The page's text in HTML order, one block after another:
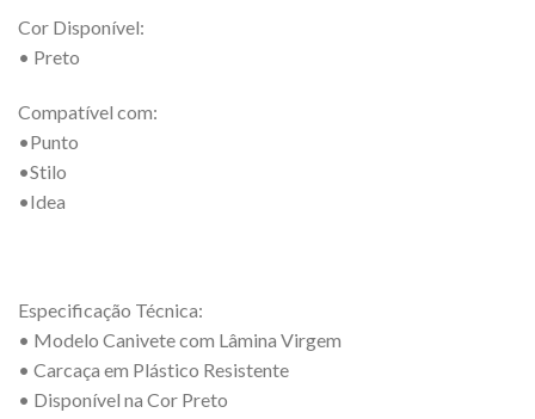
Cor Disponível:
• Preto
Compatível com:
•Punto
•Stilo
•Idea
Especificação Técnica:
• Modelo Canivete com Lâmina Virgem
• Carcaça em Plástico Resistente
• Disponível na Cor Preto